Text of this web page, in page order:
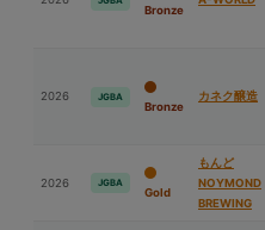
Bronze
2026 JGBA
Bronze
カネク醸造
2026 JGBA
Gold
もんど
NOYMOND
BREWING